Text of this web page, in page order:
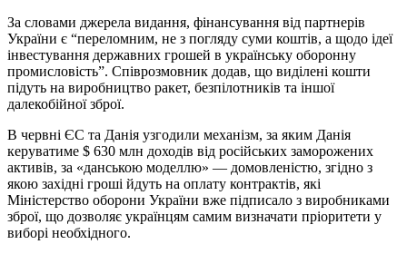
За словами джерела видання, фінансування від партнерів
України є “переломним, не з погляду суми коштів, а щодо ідеї
інвестування державних грошей в українську оборонну
промисловість”. Співрозмовник додав, що виділені кошти
підуть на виробництво ракет, безпілотників та іншої
далекобійної зброї.
В червні ЄС та Данія узгодили механізм, за яким Данія
керуватиме $ 630 млн доходів від російських заморожених
активів, за «данською моделлю» — домовленістю, згідно з
якою західні гроші йдуть на оплату контрактів, які
Міністерство оборони України вже підписало з виробниками
зброї, що дозволяє українцям самим визначати пріоритети у
виборі необхідного.